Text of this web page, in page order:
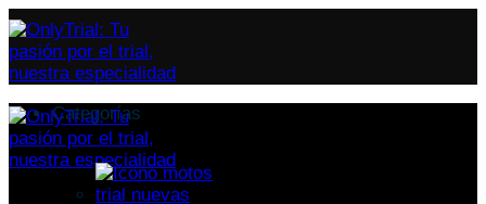
Categorías